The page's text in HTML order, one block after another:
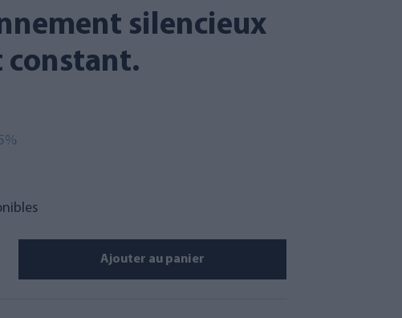
silencieux
constant.
Ajouter au panier